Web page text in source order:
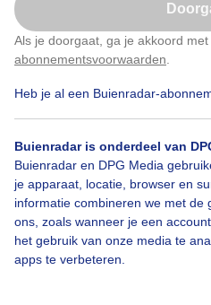
Als je doorgaat, ga je akkoord met
abonnementsvoorwaarden
Heb je al een Buienradar-
Buienradar is onderdeel van
Buienradar en DPG Media
je apparaat, locatie, browser en
informatie combineren we met de
ons, zoals wanneer je een
het gebruik van onze media te
apps te verbeteren.
Door: Gijs Bastianen
Bekijk slideshow
Klik hierom dit